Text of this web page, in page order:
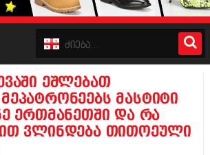
ეშლებათ
მასტიტი
ერთმანეთში და რა
ვლინდება თითოეული